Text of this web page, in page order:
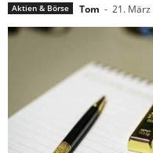
Aktien & Börse Tom - 21. März